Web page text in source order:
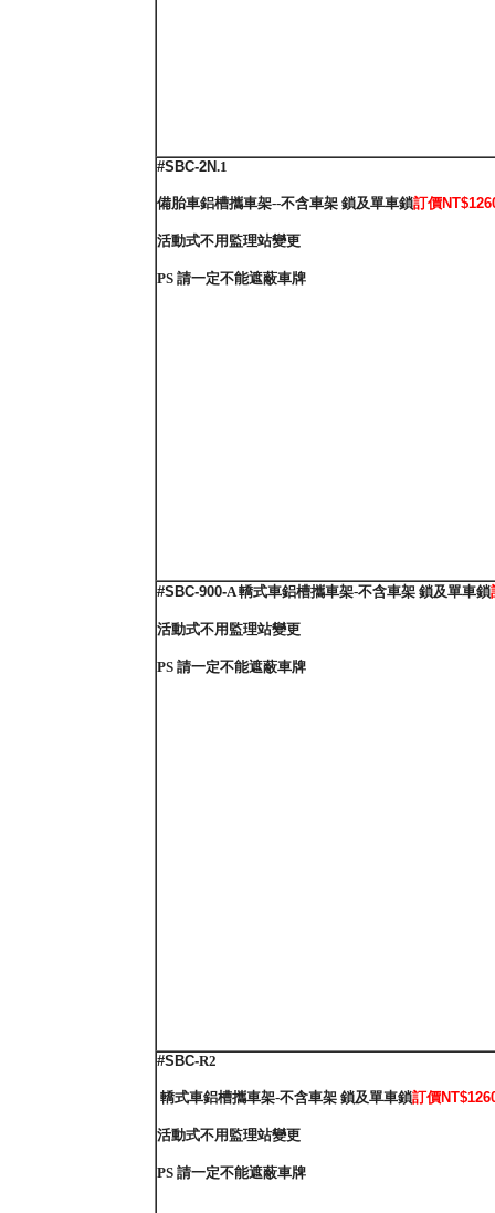
#SBC-2N.1
備胎車鋁槽攜車架--不含車架 鎖及單車鎖訂價
活動式不用監理站變更
PS 請一定不能遮蔽車牌
#SBC-900-A 轎式車鋁槽攜車架-不含車架 鎖及單車鎖
活動式不用監理站變更
PS 請一定不能遮蔽車牌
#SBC-R2
轎式車鋁槽攜車架-不含車架 鎖及單車鎖訂價
活動式不用監理站變更
PS 請一定不能遮蔽車牌